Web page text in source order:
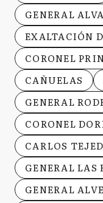
GENERAL
EXALTACIÓN
CORONEL
CAÑUELAS
GENERAL
CORONEL
CARLOS
GENERAL LAS
GENERAL